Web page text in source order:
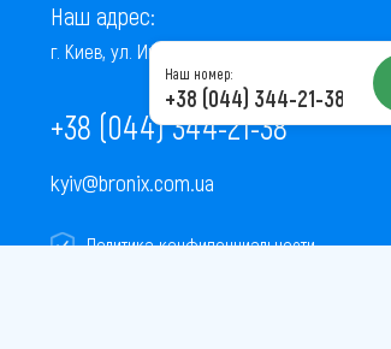
Наш адрес:
г. Киев, ул. Институтская, 22/7, оф. 41
+38 (044) 344-21-38
kyiv@bronix.com.ua
Политика конфиденциальности
Наш номер:
+38 (044) 344-21-38